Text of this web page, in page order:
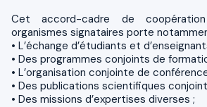
Cet accord-cadre de
organismes signataires porte
• L’échange d’étudiants et
• Des programmes conjoints de
• L’organisation conjointe de
• Des publications scientifiques
• Des missions d’expertises diverses ;